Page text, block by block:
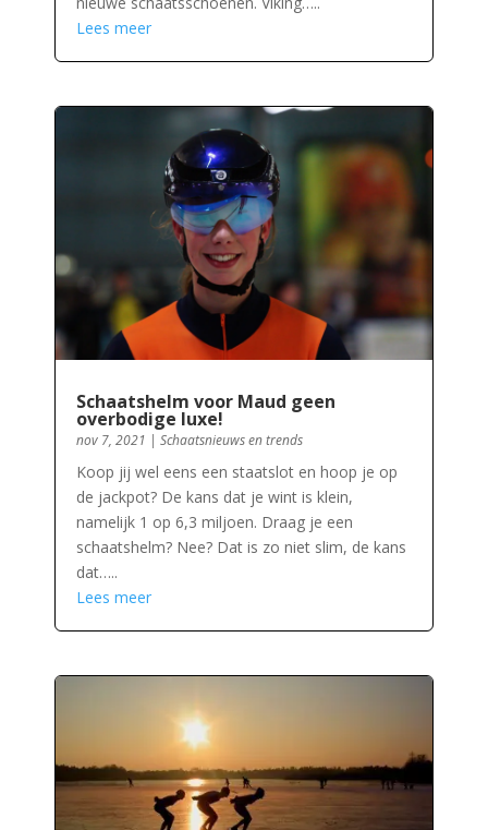
Lees meer
Schaatshelm voor Maud geen
overbodige luxe!
nov 7, 2021 | Schaatsnieuws en trends
Koop jij wel eens een staatslot en hoop je op
de jackpot? De kans dat je wint is klein,
namelijk 1 op 6,3 miljoen. Draag je een
schaatshelm? Nee? Dat is zo niet slim, de kans
dat…..
Lees meer